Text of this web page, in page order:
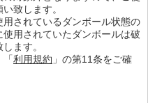
致します。
されているダンボール状態の
用されていたダンボールは破
ます。
「利用規約 」の第11条をご確